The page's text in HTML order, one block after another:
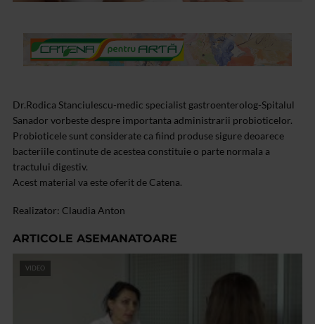
Dr.Rodica Stanciulescu-medic specialist gastroenterolog-Spitalul
Sanador vorbeste despre importanta administrarii probioticelor.
Probioticele sunt considerate ca fiind produse sigure deoarece
bacteriile continute de acestea constituie o parte normala a
tractului digestiv.
Acest material va este oferit de Catena.
Realizator: Claudia Anton
ARTICOLE ASEMANATOARE
VIDEO